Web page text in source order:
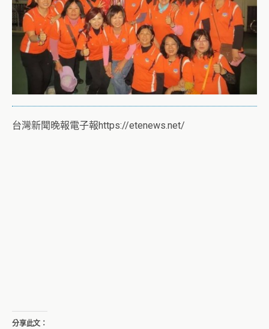
台灣新聞晚報電子報https://etenews.net/
分享此文：